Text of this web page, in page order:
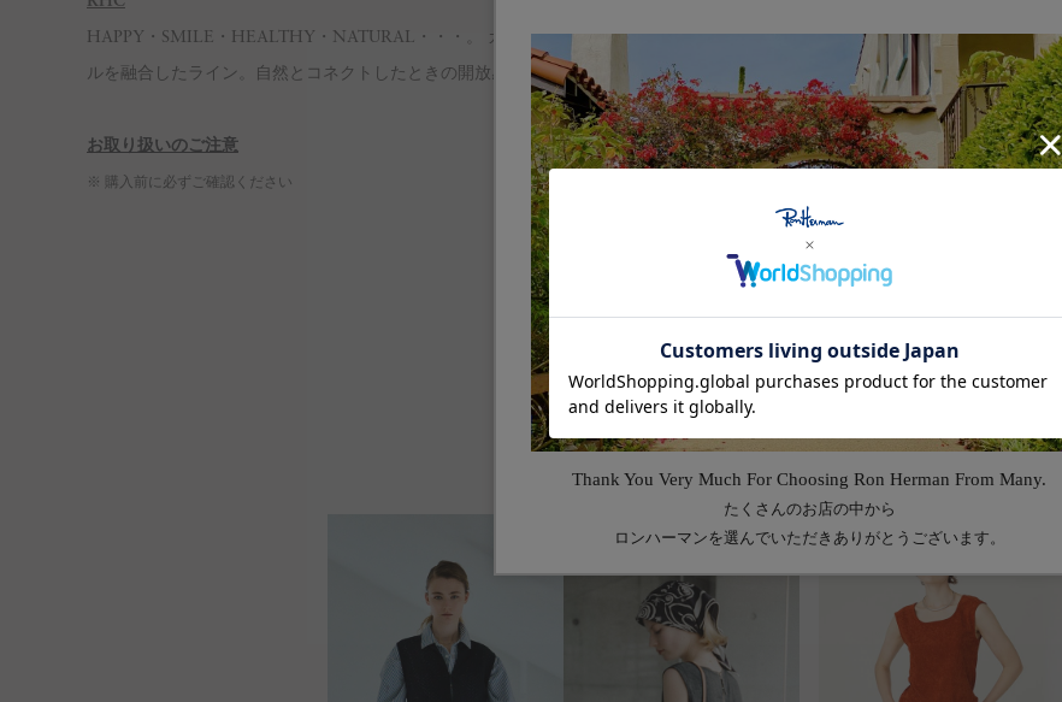
HAPPY・SMILE・HEALTHY・NATURAL・・・。 カリフォルニアのアクティビティやマインド、ファッション、ライフスタイ
ルを融合したライン。自然とコネクトしたときの開放感をデザイン。HappyでPeace-fulなディテールを盛り込んでいます。
お取り扱いのご注意
※ 購入前に必ずご確認ください
Feature